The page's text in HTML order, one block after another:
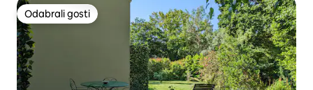
Odabrali gosti
Odabrali gosti